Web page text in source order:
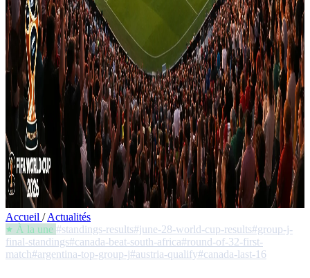
Accueil / Actualités
À la une #standings-results#june-28-world-cup-results#group-j-
final-standings#canada-beat-south-africa#round-of-32-first-
match#argentina-top-group-j#austria-qualify#canada-last-16